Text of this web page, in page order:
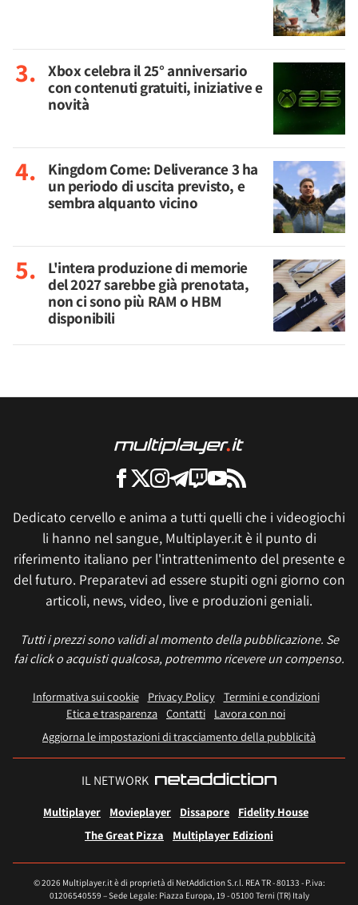
Xbox celebra il 25° anniversario
con contenuti gratuiti, iniziative e
novità
Kingdom Come: Deliverance 3 ha
un periodo di uscita previsto, e
sembra alquanto vicino
L'intera produzione di memorie
del 2027 sarebbe già prenotata,
non ci sono più RAM o HBM
disponibili
Dedicato cervello e anima a tutti quelli che i videogiochi
li hanno nel sangue, Multiplayer.it è il punto di
riferimento italiano per l'intrattenimento del presente e
del futuro. Preparatevi ad essere stupiti ogni giorno con
articoli, news, video, live e produzioni geniali.
Tutti i prezzi sono validi al momento della pubblicazione. Se
fai click o acquisti qualcosa, potremmo ricevere un compenso.
Informativa sui cookie Privacy Policy
Termini e condizioni
Etica e trasparenza Contatti
Lavora con noi
Aggiorna le impostazioni di tracciamento della pubblicità
IL NETWORK
Multiplayer Movieplayer Dissapore
Fidelity House
The Great Pizza
Multiplayer Edizioni
© 2026 Multiplayer.it è di proprietà di NetAddiction S.r.l. REA TR - 80133 - P.iva:
01206540559 – Sede Legale: Piazza Europa, 19 - 05100 Terni (TR) Italy